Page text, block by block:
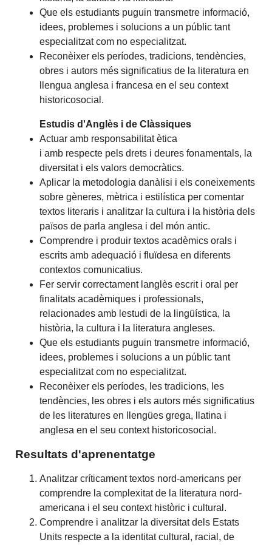
Que els estudiants puguin transmetre informació,
idees, problemes i solucions a un públic tant
especialitzat com no especialitzat.
Reconèixer els períodes, tradicions, tendències,
obres i autors més significatius de la literatura en
llengua anglesa i francesa en el seu context
historicosocial.
Estudis d'Anglès i de Clàssiques
Actuar amb responsabilitat ètica
i amb respecte pels drets i deures fonamentals, la
diversitat i els valors democràtics.
Aplicar la metodologia danàlisi i els coneixements
sobre gèneres, mètrica i estilística per comentar
textos literaris i analitzar la cultura i la història dels
països de parla anglesa i del món antic.
Comprendre i produir textos acadèmics orals i
escrits amb adequació i fluïdesa en diferents
contextos comunicatius.
Fer servir correctament langlès escrit i oral per
finalitats acadèmiques i professionals,
relacionades amb lestudi de la lingüística, la
història, la cultura i la literatura angleses.
Que els estudiants puguin transmetre informació,
idees, problemes i solucions a un públic tant
especialitzat com no especialitzat.
Reconèixer els períodes, les tradicions, les
tendències, les obres i els autors més significatius
de les literatures en llengües grega, llatina i
anglesa en el seu context historicosocial.
Resultats d'aprenentatge
Analitzar críticament textos nord-americans per
comprendre la complexitat de la literatura nord-
americana i el seu context històric i cultural.
Comprendre i analitzar la diversitat dels Estats
Units respecte a la identitat cultural, racial, de